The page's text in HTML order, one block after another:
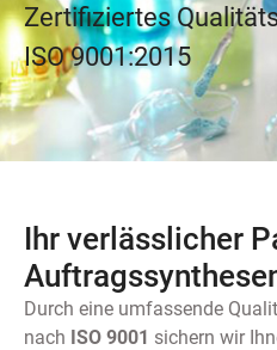
Zertifiziertes
ISO 9001:2015
Ihr verlässlicher
Durch eine umfassende
nach ISO 9001 sichern wir